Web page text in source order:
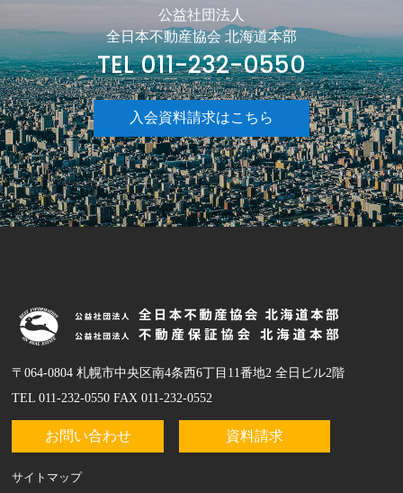
公益社団法人
全日本不動産協会 北海道本部
TEL 011-232-0550
入会資料請求はこちら
〒064-0804 札幌市中央区南4条西6丁目11番地2 全日ビル2階
TEL 011-232-0550 FAX 011-232-0552
お問い合わせ 資料請求
サイトマップ